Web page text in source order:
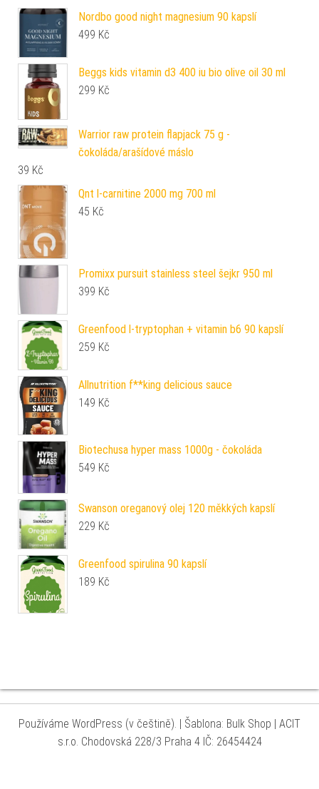
Nordbo good night magnesium 90 kapslí
499 Kč
Beggs kids vitamin d3 400 iu bio olive oil 30 ml
299 Kč
Warrior raw protein flapjack 75 g -
čokoláda/arašídové máslo
39 Kč
Qnt l-carnitine 2000 mg 700 ml
45 Kč
Promixx pursuit stainless steel šejkr 950 ml
399 Kč
Greenfood l-tryptophan + vitamin b6 90 kapslí
259 Kč
Allnutrition f**king delicious sauce
149 Kč
Biotechusa hyper mass 1000g - čokoláda
549 Kč
Swanson oreganový olej 120 měkkých kapslí
229 Kč
Greenfood spirulina 90 kapslí
189 Kč
Používáme WordPress (v češtině). | Šablona: Bulk Shop | ACIT
s.r.o. Chodovská 228/3 Praha 4 IČ: 26454424